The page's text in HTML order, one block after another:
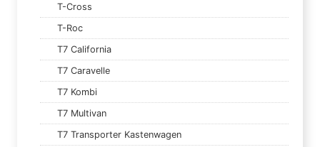
T-Cross
T-Roc
T7 California
T7 Caravelle
T7 Kombi
T7 Multivan
T7 Transporter Kastenwagen